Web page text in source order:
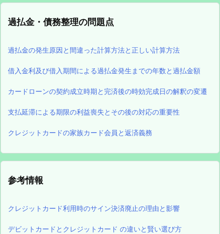
過払金・債務整理の問題点
過払金の発生原因と間違った計算方法と正しい計算方法
借入金利及び借入期間による過払金発生までの年数と過払金額
カードローンの契約成立時期と完済後の時効完成日の解釈の変遷
支払延滞による期限の利益喪失とその後の対応の重要性
クレジットカードの家族カード会員と返済義務
参考情報
クレジットカード利用時のサイン決済廃止の理由と影響
デビットカードとクレジットカード の違いと賢い選び方